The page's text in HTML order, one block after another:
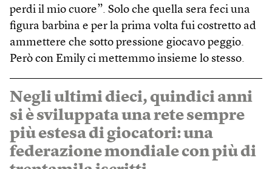
perdi il mio cuore”. Solo che quella sera feci una
figura barbina e per la prima volta fui costretto ad
ammettere che sotto pressione giocavo peggio.
Però con Emily ci mettemmo insieme lo stesso.
Negli ultimi dieci, quindici anni
si è sviluppata una rete sempre
più estesa di giocatori: una
federazione mondiale con più di